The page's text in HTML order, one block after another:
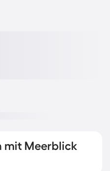
mit Meerblick